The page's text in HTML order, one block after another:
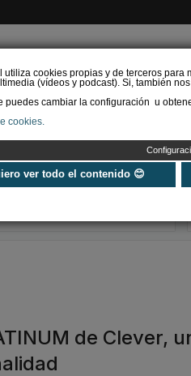
utiliza cookies propias y de terceros
(vídeos y podcast). Si, también
puedes cambiar la configuración u
cookies.
ver todo el contenido 😊
RENOVABLES
Universo Aniversario - Un
año, muchos momentos
de Clever,